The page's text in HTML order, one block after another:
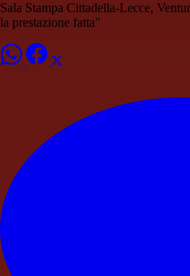
Sala Stampa Cittadella-Lecce,
la prestazione fatta"